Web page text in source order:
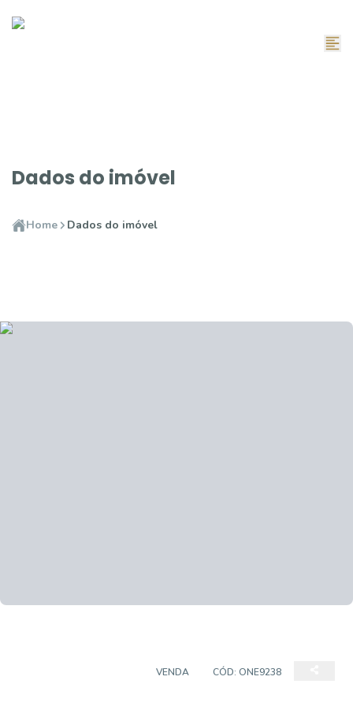
Dados do imóvel
Home Dados do imóvel
VENDA CÓD: ONE9238